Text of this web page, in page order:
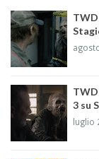
3 su
luglio